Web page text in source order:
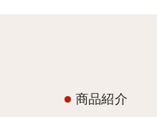
商品紹介